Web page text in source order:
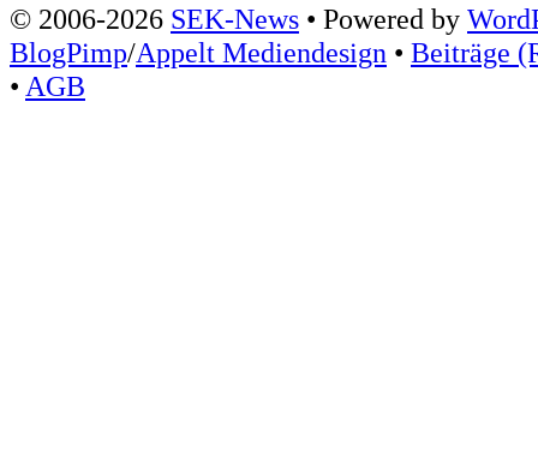
© 2006-2026 SEK-News • Powered by
BlogPimp/Appelt Mediendesign • Beiträge
• AGB